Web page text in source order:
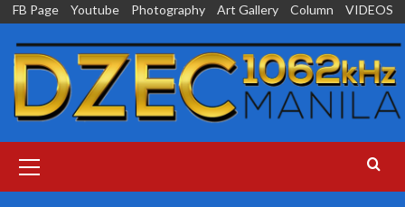
Skip
content
FB Page Youtube Photography Art Gallery Column VIDEOS
Menu